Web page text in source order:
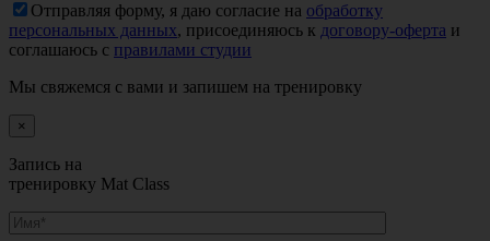
Отправляя форму, я даю согласие на обработку
персональных данных, присоединяюсь к договору-оферта и
соглашаюсь с правилами студии
Мы свяжемся с вами и запишем на тренировку
×
Запись на
тренировку Mat Class